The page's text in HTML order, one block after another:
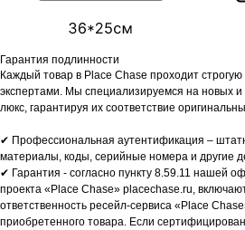
Гарантия подлинности
Каждый товар в Place Chase проходит
экспертами. Мы специализируемся на новых и
люкс, гарантируя их соответствие
✔ Профессиональная аутентификация –
материалы, коды, серийные номера и другие
✔ Гарантия - согласно пункту 8.59.11 нашей
проекта «Place Chase» placechase.ru,
ответственность ресейл-сервиса «Place
приобретенного товара. Если